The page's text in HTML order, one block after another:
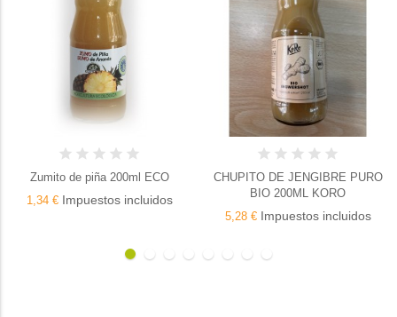
ECO
incluidos
CHUPITO DE JENGIBRE PURO
BIO 200ML KORO
Impuestos incluidos
ZUMO DE PIÑA
1,45 €